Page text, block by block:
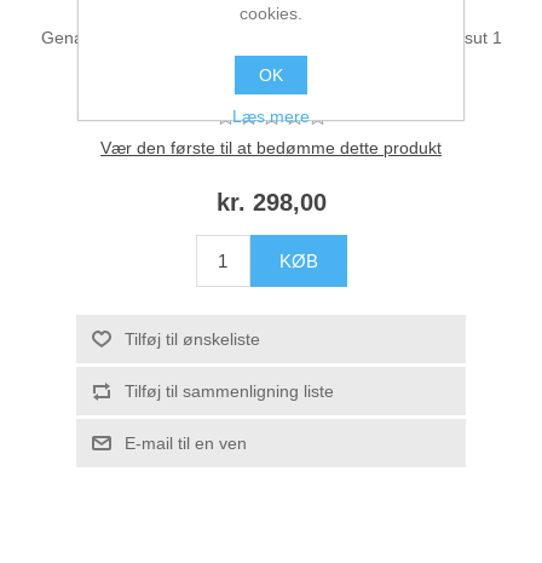
Genanvendelig colostrum 4 colostrum 1 Trusti sonde 1 sut 1
Vær den første til at bedømme dette produkt
kr. 298,00
cookies.
OK
Læs mere